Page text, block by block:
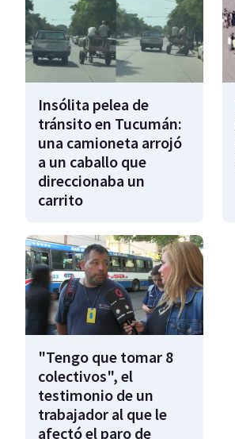
Insólita pelea de
tránsito en Tucumán:
una camioneta arrojó
a un caballo que
direccionaba un
carrito
"Tengo que tomar 8
colectivos", el
testimonio de un
trabajador al que le
afectó el paro de